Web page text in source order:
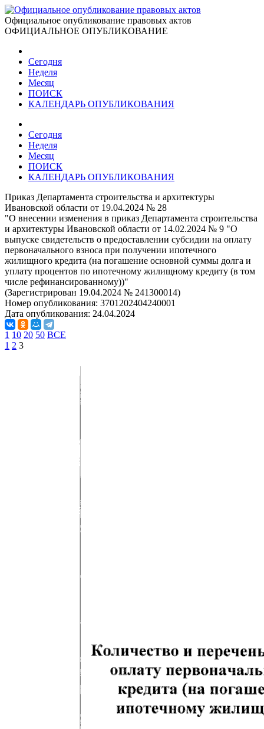
Официальное опубликование правовых актов
ОФИЦИАЛЬНОЕ ОПУБЛИКОВАНИЕ
Сегодня
Неделя
Месяц
ПОИСК
КАЛЕНДАРЬ ОПУБЛИКОВАНИЯ
Сегодня
Неделя
Месяц
ПОИСК
КАЛЕНДАРЬ ОПУБЛИКОВАНИЯ
Приказ Департамента строительства и архитектуры
Ивановской области от 19.04.2024 № 28
"О внесении изменения в приказ Департамента строительства
и архитектуры Ивановской области от 14.02.2024 № 9 "О
выпуске свидетельств о предоставлении субсидии на оплату
первоначального взноса при получении ипотечного
жилищного кредита (на погашение основной суммы долга и
уплату процентов по ипотечному жилищному кредиту (в том
числе рефинансированному))"
(Зарегистрирован 19.04.2024 № 241300014)
Номер опубликования: 3701202404240001
Дата опубликования: 24.04.2024
1 10 20 50 ВСЕ
1 2 3